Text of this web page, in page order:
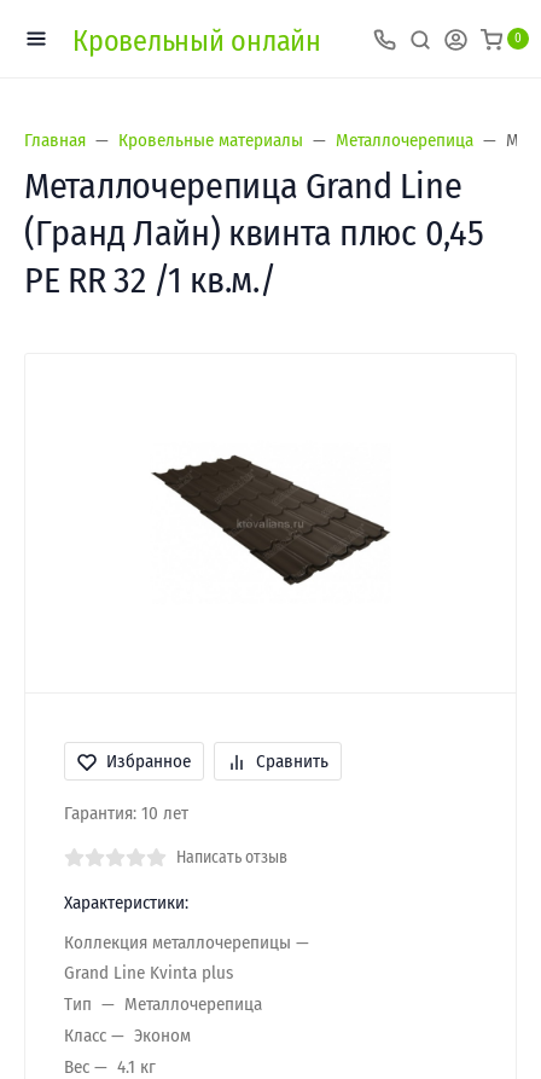
Кровельный онлайн 0
Главная Кровельные материалы Металлочерепица
Металлочерепица Grand Line
(Гранд Лайн) квинта плюс 0,45
PE RR 32 /1 кв.м./
Избранное Сравнить
Гарантия: 10 лет
Написать отзыв
Характеристики:
Коллекция металлочерепицы
Grand Line Kvinta plus
Тип
Металлочерепица
Класс
Эконом
Вес
4.1 кг